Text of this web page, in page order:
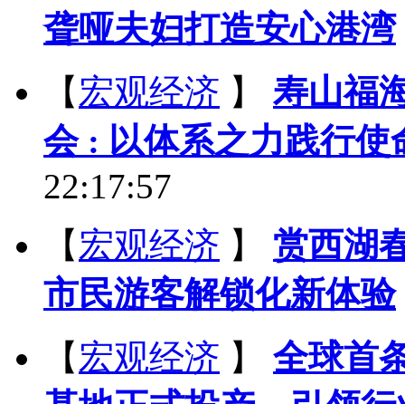
聋哑夫妇打造安心港湾
【 宏观经济 】 寿山福
会 : 以体系之力践行使
22:17:57
【 宏观经济 】 赏西湖
市民游客解锁化新体验
【 宏观经济 】 全球首